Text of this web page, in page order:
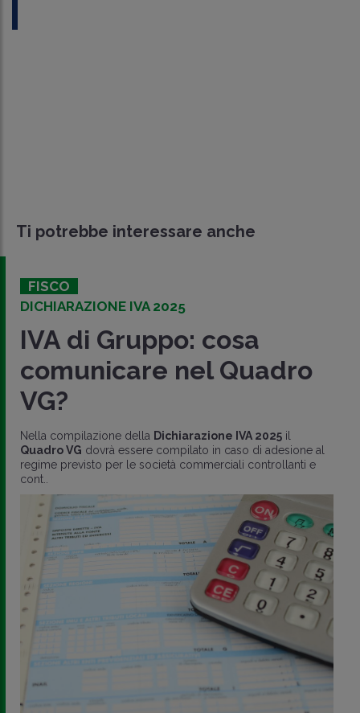
Ti potrebbe interessare anche
FISCO
DICHIARAZIONE IVA 2025
IVA di Gruppo: cosa
comunicare nel Quadro
VG?
Nella compilazione della Dichiarazione IVA 2025 il
Quadro VG dovrà essere compilato in caso di adesione al
regime previsto per le società commerciali controllanti e
cont..